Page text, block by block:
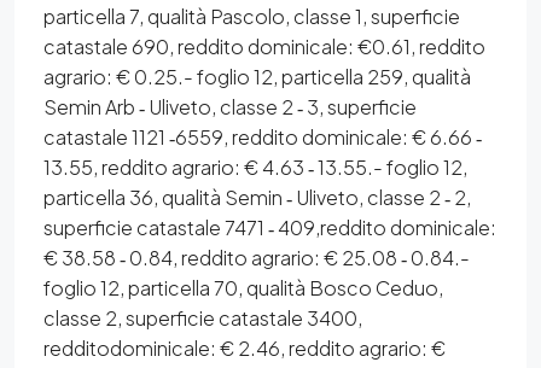
particella 7, qualità Pascolo, classe 1, superficie
catastale 690, reddito dominicale: €0.61, reddito
agrario: € 0.25.- foglio 12, particella 259, qualità
Semin Arb ‐ Uliveto, classe 2 ‐ 3, superficie
catastale 1121 ‐6559, reddito dominicale: € 6.66 ‐
13.55, reddito agrario: € 4.63 ‐ 13.55.- foglio 12,
particella 36, qualità Semin ‐ Uliveto, classe 2 ‐ 2,
superficie catastale 7471 ‐ 409,reddito dominicale:
€ 38.58 ‐ 0.84, reddito agrario: € 25.08 ‐ 0.84.-
foglio 12, particella 70, qualità Bosco Ceduo,
classe 2, superficie catastale 3400,
redditodominicale: € 2.46, reddito agrario: €